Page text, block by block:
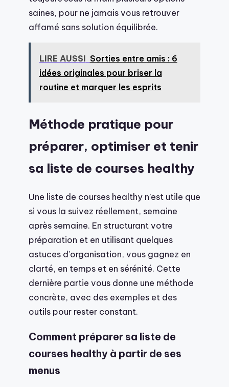
saines, pour ne jamais vous retrouver
affamé sans solution équilibrée.
LIRE AUSSI Sorties entre amis : 6
idées originales pour briser la
routine et marquer les esprits
Méthode pratique pour
préparer, optimiser et tenir
sa liste de courses healthy
Une liste de courses healthy n’est utile que
si vous la suivez réellement, semaine
après semaine. En structurant votre
préparation et en utilisant quelques
astuces d’organisation, vous gagnez en
clarté, en temps et en sérénité. Cette
dernière partie vous donne une méthode
concrète, avec des exemples et des
outils pour rester constant.
Comment préparer sa liste de
courses healthy à partir de ses
menus